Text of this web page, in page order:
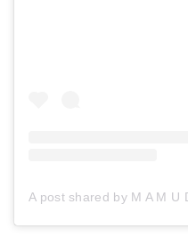
A post shared by M A M U